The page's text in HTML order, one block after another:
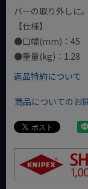
バーの取り外しに。
【仕様】
●口幅(mm)：45
●重量(kg)：1.28
返品特約について
商品についてのお